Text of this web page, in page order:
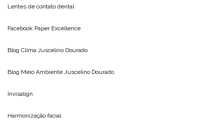
Lentes de contato dental
Facebook Paper Excellence
Blog Clima Juscelino Dourado
Blog Meio Ambiente Juscelino Dourado
Invisalign
Harmonização facial